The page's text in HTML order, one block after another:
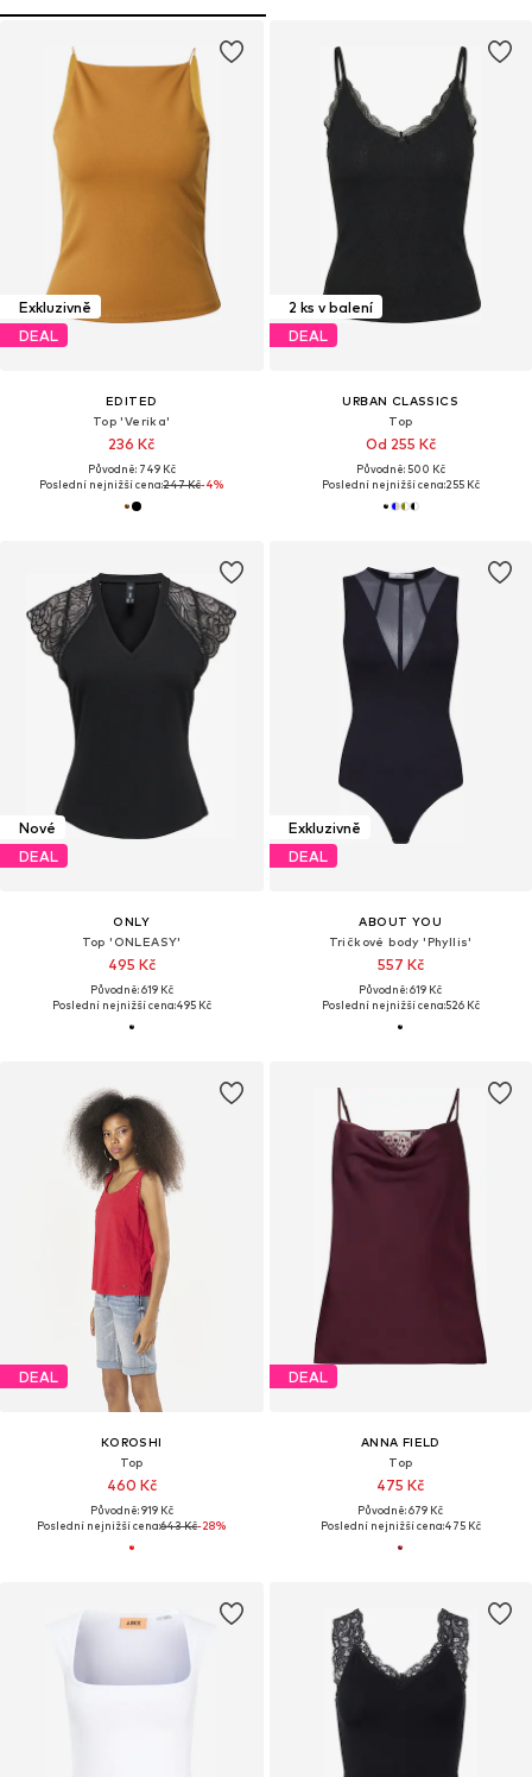
Exkluzivně
DEAL
EDITED
Top 'Verika'
236 Kč
Původně: 749 Kč
Poslední nejnižší cena:247 Kč-4%
2 ks v balení
DEAL
URBAN CLASSICS
Top
Od 255 Kč
Původně: 500 Kč
Poslední nejnižší cena:255 Kč
Nové
DEAL
ONLY
Top 'ONLEASY'
495 Kč
Původně: 619 Kč
Poslední nejnižší cena:495 Kč
Exkluzivně
DEAL
ABOUT YOU
Tričkové body 'Phyllis'
557 Kč
Původně: 619 Kč
Poslední nejnižší cena:526 Kč
DEAL
KOROSHI
Top
460 Kč
Původně: 919 Kč
Poslední nejnižší cena:643 Kč-28%
DEAL
ANNA FIELD
Top
475 Kč
Původně: 679 Kč
Poslední nejnižší cena:475 Kč